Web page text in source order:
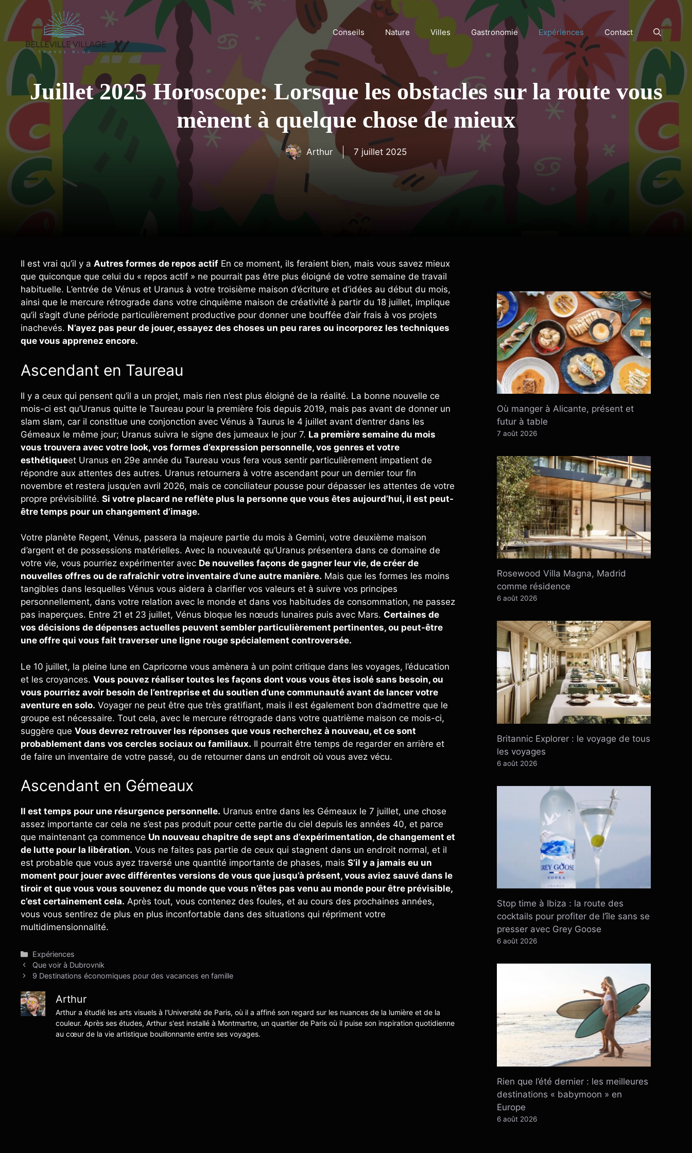
Aller
au
contenu
Conseils Nature Villes Gastronomie Expériences Contact
Juillet 2025 Horoscope: Lorsque les obstacles sur la route vous
mènent à quelque chose de mieux
Arthur 7 juillet 2025
Il est vrai qu’il y a Autres formes de repos actif En ce moment, ils feraient bien, mais vous savez mieux
que quiconque que celui du « repos actif » ne pourrait pas être plus éloigné de votre semaine de travail
habituelle. L’entrée de Vénus et Uranus à votre troisième maison d’écriture et d’idées au début du mois,
ainsi que le mercure rétrograde dans votre cinquième maison de créativité à partir du 18 juillet, implique
qu’il s’agit d’une période particulièrement productive pour donner une bouffée d’air frais à vos projets
inachevés. N’ayez pas peur de jouer, essayez des choses un peu rares ou incorporez les techniques
que vous apprenez encore.
Ascendant en Taureau
Il y a ceux qui pensent qu’il a un projet, mais rien n’est plus éloigné de la réalité. La bonne nouvelle ce
mois-ci est qu’Uranus quitte le Taureau pour la première fois depuis 2019, mais pas avant de donner un
slam slam, car il constitue une conjonction avec Vénus à Taurus le 4 juillet avant d’entrer dans les
Gémeaux le même jour; Uranus suivra le signe des jumeaux le jour 7. La première semaine du mois
vous trouvera avec votre look, vos formes d’expression personnelle, vos genres et votre
esthétiqueet Uranus en 29e année du Taureau vous fera vous sentir particulièrement impatient de
répondre aux attentes des autres. Uranus retournera à votre ascendant pour un dernier tour fin
novembre et restera jusqu’en avril 2026, mais ce conciliateur pousse pour dépasser les attentes de votre
propre prévisibilité. Si votre placard ne reflète plus la personne que vous êtes aujourd’hui, il est peut-
être temps pour un changement d’image.
Votre planète Regent, Vénus, passera la majeure partie du mois à Gemini, votre deuxième maison
d’argent et de possessions matérielles. Avec la nouveauté qu’Uranus présentera dans ce domaine de
votre vie, vous pourriez expérimenter avec De nouvelles façons de gagner leur vie, de créer de
nouvelles offres ou de rafraîchir votre inventaire d’une autre manière. Mais que les formes les moins
tangibles dans lesquelles Vénus vous aidera à clarifier vos valeurs et à suivre vos principes
personnellement, dans votre relation avec le monde et dans vos habitudes de consommation, ne passez
pas inaperçues. Entre 21 et 23 juillet, Vénus bloque les nœuds lunaires puis avec Mars. Certaines de
vos décisions de dépenses actuelles peuvent sembler particulièrement pertinentes, ou peut-être
une offre qui vous fait traverser une ligne rouge spécialement controversée.
Le 10 juillet, la pleine lune en Capricorne vous amènera à un point critique dans les voyages, l’éducation
et les croyances. Vous pouvez réaliser toutes les façons dont vous vous êtes isolé sans besoin, ou
vous pourriez avoir besoin de l’entreprise et du soutien d’une communauté avant de lancer votre
aventure en solo. Voyager ne peut être que très gratifiant, mais il est également bon d’admettre que le
groupe est nécessaire. Tout cela, avec le mercure rétrograde dans votre quatrième maison ce mois-ci,
suggère que Vous devrez retrouver les réponses que vous recherchez à nouveau, et ce sont
probablement dans vos cercles sociaux ou familiaux. Il pourrait être temps de regarder en arrière et
de faire un inventaire de votre passé, ou de retourner dans un endroit où vous avez vécu.
Ascendant en Gémeaux
Il est temps pour une résurgence personnelle. Uranus entre dans les Gémeaux le 7 juillet, une chose
assez importante car cela ne s’est pas produit pour cette partie du ciel depuis les années 40, et parce
que maintenant ça commence Un nouveau chapitre de sept ans d’expérimentation, de changement et
de lutte pour la libération. Vous ne faites pas partie de ceux qui stagnent dans un endroit normal, et il
est probable que vous ayez traversé une quantité importante de phases, mais S’il y a jamais eu un
moment pour jouer avec différentes versions de vous que jusqu’à présent, vous aviez sauvé dans le
tiroir et que vous vous souvenez du monde que vous n’êtes pas venu au monde pour être prévisible,
c’est certainement cela. Après tout, vous contenez des foules, et au cours des prochaines années,
vous vous sentirez de plus en plus inconfortable dans des situations qui répriment votre
multidimensionnalité.
Catégories
Expériences
Que voir à Dubrovnik
9 Destinations économiques pour des vacances en famille
Arthur
Arthur a étudié les arts visuels à l'Université de Paris, où il a affiné son regard sur les nuances de la lumière et de la
couleur. Après ses études, Arthur s'est installé à Montmartre, un quartier de Paris où il puise son inspiration quotidienne
au cœur de la vie artistique bouillonnante entre ses voyages.
Où manger à Alicante, présent et
futur à table
7 août 2026
Rosewood Villa Magna, Madrid
comme résidence
6 août 2026
Britannic Explorer : le voyage de tous
les voyages
6 août 2026
Stop time à Ibiza : la route des
cocktails pour profiter de l’île sans se
presser avec Grey Goose
6 août 2026
Rien que l’été dernier : ​​les meilleures
destinations « babymoon » en
Europe
6 août 2026